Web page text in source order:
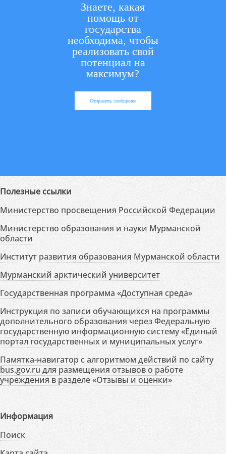
Знаете, какая
помощь от
государства
необходима, чтобы
реализовать свой
потенциал на
максимум?
Отправить сообщение
Полезные ссылки
Министерство просвещения Российской Федерации
Министерство образования и науки Мурманской
области
Институт развития образования Мурманской области
Мурманский арктический университет
Государственная программа «Доступная среда»
Инструкция по записи обучающихся на программы
дополнительного образования через Федеральную
государственную информационную систему «Единый
портал государственных и муниципальных услуг»
Памятка-навигатор с алгоритмом действий по сайту
bus.gov.ru для размещения отзывов о работе
учреждения в разделе «Отзывы и оценки»
Информация
Поиск